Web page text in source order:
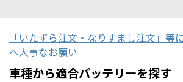
「いたずら注文・なりすまし注文」等
へ大事なお願い
車種から適合バッテリーを探す